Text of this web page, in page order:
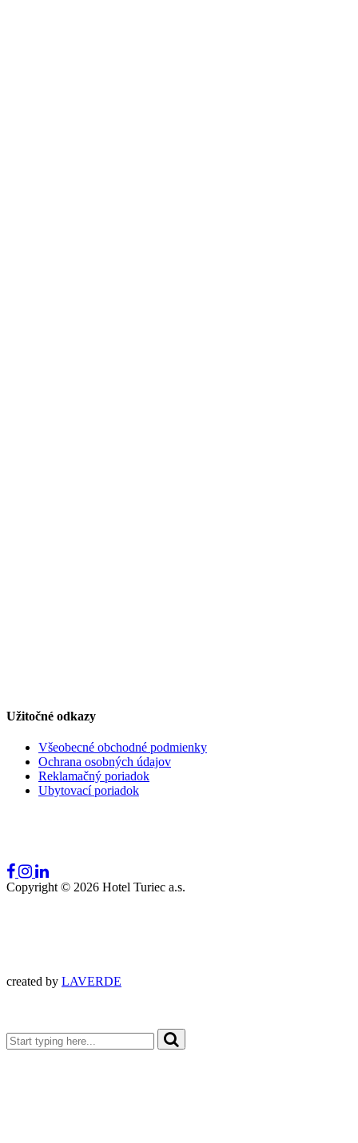
Užitočné odkazy
Všeobecné obchodné podmienky
Ochrana osobných údajov
Reklamačný poriadok
Ubytovací poriadok
Copyright © 2026 Hotel Turiec a.s.
created by LAVERDE